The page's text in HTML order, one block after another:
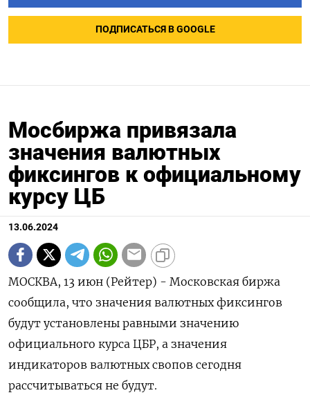
ПОДПИСАТЬСЯ В GOOGLE
Мосбиржа привязала
значения валютных
фиксингов к официальному
курсу ЦБ
13.06.2024
МОСКВА, 13 июн (Рейтер) - Московская биржа
сообщила, что значения валютных фиксингов
будут установлены равными значению
официального курса ЦБР, а значения
индикаторов валютных свопов сегодня
рассчитываться не будут.